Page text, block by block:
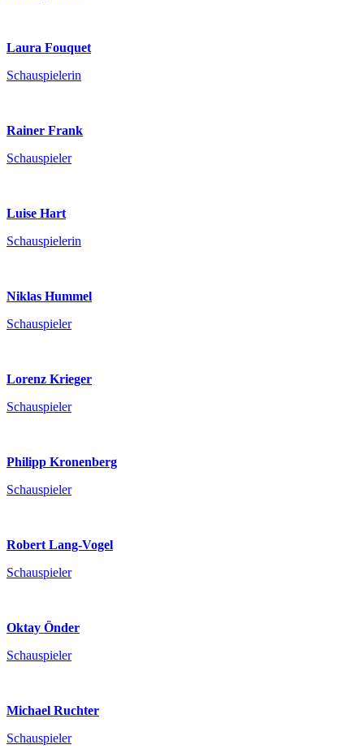
Laura Fouquet
Schauspielerin
Rainer Frank
Schauspieler
Luise Hart
Schauspielerin
Niklas Hummel
Schauspieler
Lorenz Krieger
Schauspieler
Philipp Kronenberg
Schauspieler
Robert Lang-Vogel
Schauspieler
Oktay Önder
Schauspieler
Michael Ruchter
Schauspieler